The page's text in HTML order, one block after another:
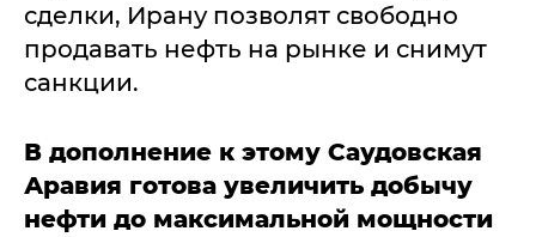
сделки, Ирану позволят свободно
продавать нефть на рынке и снимут
санкции.
В дополнение к этому Саудовская
Аравия готова увеличить добычу
нефти до максимальной мощности